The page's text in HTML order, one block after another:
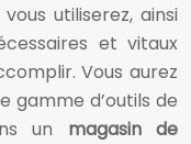
utiliserez, ainsi
et vitaux
Vous aurez
gamme d’outils de
un magasin de